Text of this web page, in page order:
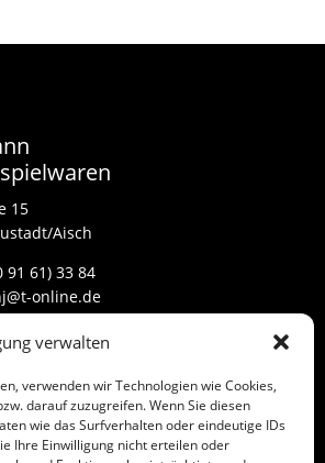
verwalten
verwenden wir Technologien wie Cookies,
darauf zuzugreifen. Wenn Sie diesen
wie das Surfverhalten oder eindeutige IDs
Ihre Einwilligung nicht erteilen oder
15
Aisch
91 61) 33 84
online.de